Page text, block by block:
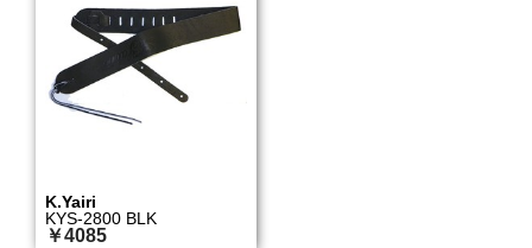
K.Yairi
KYS-2800 BLK
￥4085